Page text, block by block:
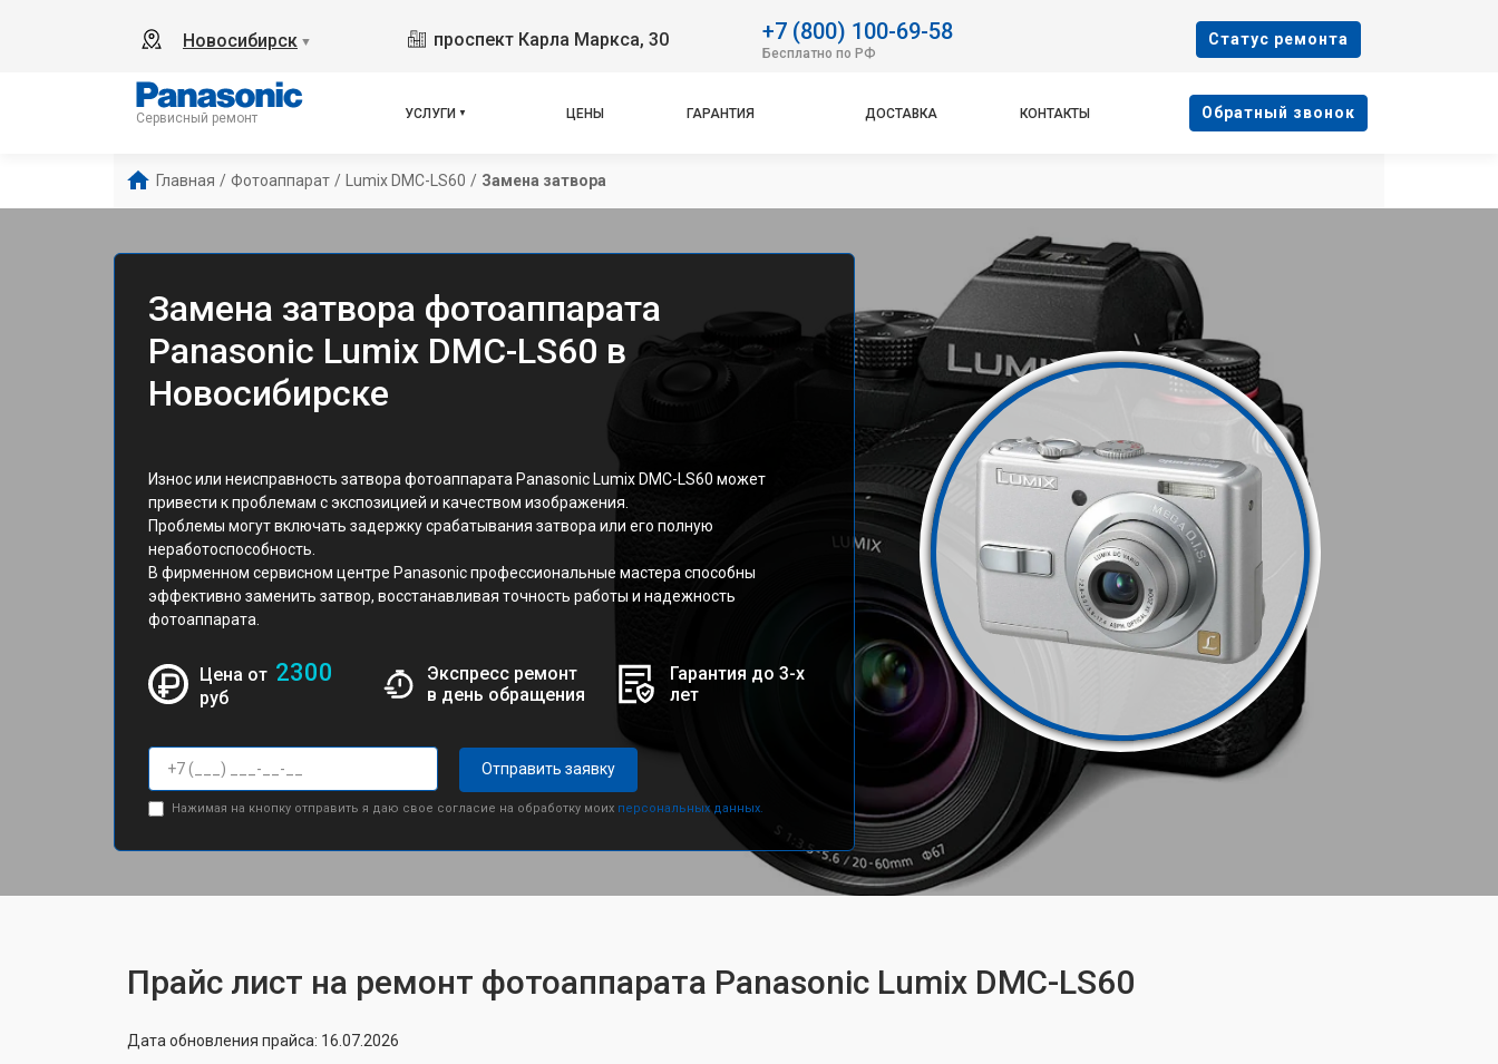
Новосибирск ▼ проспект Карла Маркса, 30 +7 (800) 100-69-58
Бесплатно по РФ
Cтатус ремонта
Сервисный ремонт УСЛУГИ ЦЕНЫ ГАРАНТИЯ ДОСТАВКА КОНТАКТЫ Oбратный звонок
Главная / Фотоаппарат / Lumix DMC-LS60 / Замена затвора
Замена затвора фотоаппарата
Panasonic Lumix DMC-LS60 в
Новосибирске
Износ или неисправность затвора фотоаппарата Panasonic Lumix DMC-LS60 может
привести к проблемам с экспозицией и качеством изображения.
Проблемы могут включать задержку срабатывания затвора или его полную
неработоспособность.
В фирменном сервисном центре Panasonic профессиональные мастера способны
эффективно заменить затвор, восстанавливая точность работы и надежность
фотоаппарата.
Цена от 2300
руб
Экспресс ремонт
в день обращения
Гарантия до 3-х
лет
Отправить заявку
Нажимая на кнопку отправить я даю свое согласие на обработку моих персональных данных.
Прайс лист на ремонт фотоаппарата Panasonic Lumix DMC-LS60
Дата обновления прайса: 16.07.2026